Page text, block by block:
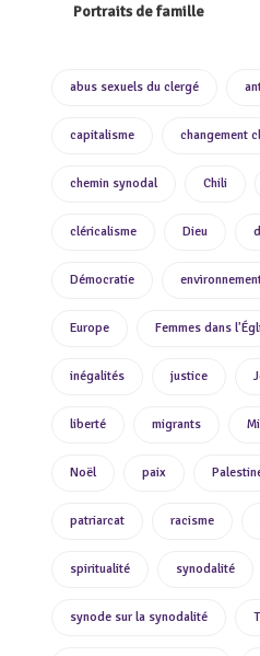
Portraits de famille
abus sexuels du clergé
capitalisme changement
chemin synodal Chili
cléricalisme Dieu
Démocratie
Europe Femmes dans
inégalités justice
liberté migrants
Noël paix
patriarcat racisme
spiritualité synodalité
synode sur la synodalité